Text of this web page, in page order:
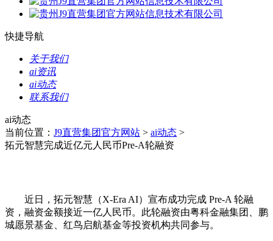
快捷导航
关于我们
ai资讯
ai动态
联系我们
ai动态
当前位置： J9直营集团官方网站 > ai动态 >
拓元智慧完成近亿元人民币Pre-A轮融资
近日，拓元智慧（X-Era AI）宣布成功完成 Pre-A 轮融
资，融资金额接近一亿人民币。此轮融资由粤科金融集团、鹏
城愿景基金、红鸟启航基金等投资机构共同参与。